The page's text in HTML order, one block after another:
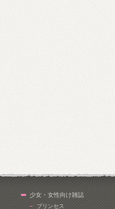
少女・女性向け雑誌
プリンセス